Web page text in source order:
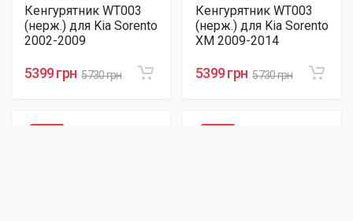
Кенгурятник WT003
(нерж.) для Kia Sorento
2002-2009
5399 грн 5730 грн
Кенгурятник WT003
(нерж.) для Kia Sorento
XM 2009-2014
5399 грн 5730 грн